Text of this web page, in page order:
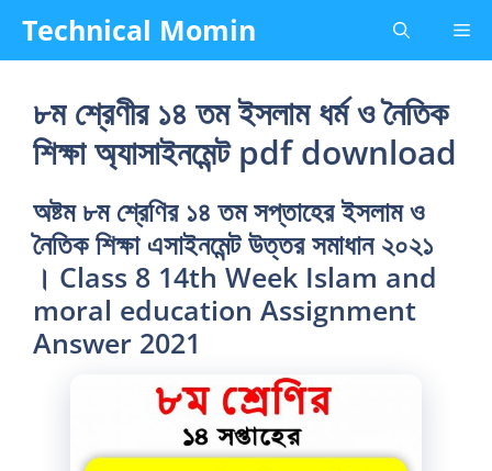
content
Technical Momin
৮ম শ্রেণীর ১৪ তম ইসলাম ধর্ম ও নৈতিক
শিক্ষা অ্যাসাইনমেন্ট pdf download
অষ্টম ৮ম শ্রেণির ১৪ তম সপ্তাহের ইসলাম ও
নৈতিক শিক্ষা এসাইনমেন্ট উত্তর সমাধান ২০২১
। Class 8 14th Week Islam and
moral education Assignment
Answer 2021